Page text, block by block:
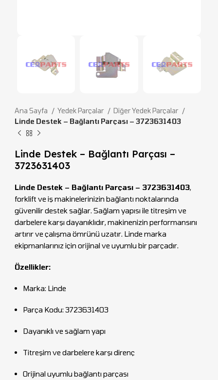
Ana Sayfa Yedek Parçalar
Diğer Yedek Parçalar
Linde Destek – Bağlantı Parçası – 3723631403
Linde Destek – Bağlantı Parçası –
3723631403
Linde Destek – Bağlantı Parçası – 3723631403,
forklift ve iş makinelerinizin bağlantı noktalarında
güvenilir destek sağlar. Sağlam yapısı ile titreşim ve
darbelere karşı dayanıklıdır, makinenizin performansını
artırır ve çalışma ömrünü uzatır. Linde marka
ekipmanlarınız için orijinal ve uyumlu bir parçadır.
Özellikler:
Marka: Linde
Parça Kodu: 3723631403
Dayanıklı ve sağlam yapı
Titreşim ve darbelere karşı direnç
Orijinal uyumlu bağlantı parçası